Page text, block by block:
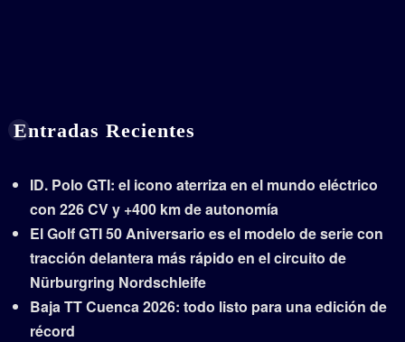
Entradas Recientes
ID. Polo GTI: el icono aterriza en el mundo eléctrico
con 226 CV y +400 km de autonomía
El Golf GTI 50 Aniversario es el modelo de serie con
tracción delantera más rápido en el circuito de
Nürburgring Nordschleife
Baja TT Cuenca 2026: todo listo para una edición de
récord